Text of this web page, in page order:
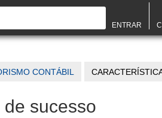
ENTRAR
CONTÁBIL
sucesso